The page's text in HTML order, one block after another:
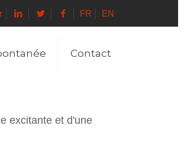
FR EN
Contact
excitante et d'une